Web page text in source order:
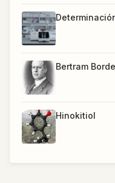
Bertram
Hinokitiol